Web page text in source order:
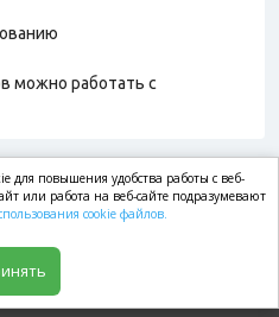
можно работать с
для повышения удобства работы с веб-
или работа на веб-сайте подразумевают
cookie файлов.